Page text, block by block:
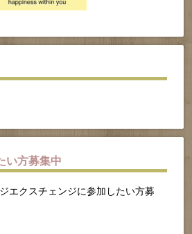
い方募集中
エクスチェンジに参加したい方募